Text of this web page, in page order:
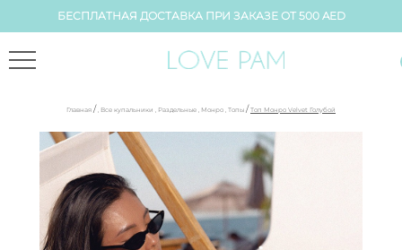
БЕСПЛАТНАЯ ДОСТАВКА ПРИ ЗАКАЗЕ ОТ 500 AED
Главная / , Все купальники , Раздельные , Монро , Топы / Топ Монро Velvet Голубой